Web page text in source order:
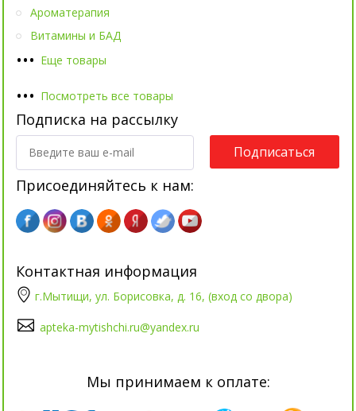
••• Еще товары
Ароматерапия
Витамины и БАД
••• Посмотреть все товары
Подписка на рассылку
Подписаться
Присоединяйтесь к нам:
Контактная информация
г.Мытищи, ул. Борисовка, д. 16, (вход со двора)
apteka-mytishchi.ru@yandex.ru
Мы принимаем к оплате: